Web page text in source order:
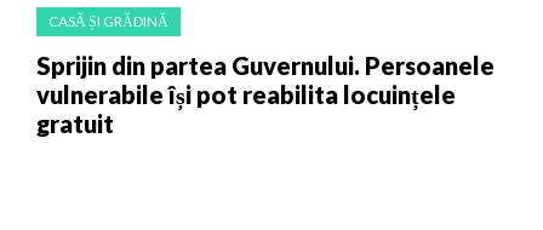
CASĂ ȘI GRĂDINĂ
Sprijin din partea Guvernului. Persoanele
vulnerabile își pot reabilita locuințele
gratuit